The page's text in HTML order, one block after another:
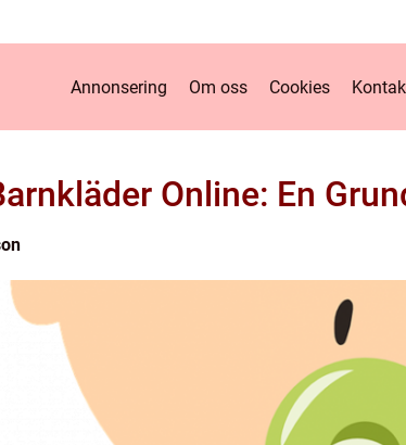
Annonsering Om oss Cookies
Online: En